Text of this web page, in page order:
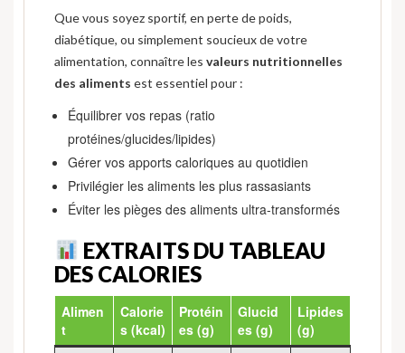
Que vous soyez sportif, en perte de poids,
diabétique, ou simplement soucieux de votre
alimentation, connaître les valeurs nutritionnelles
des aliments est essentiel pour :
Équilibrer vos repas (ratio
protéines/glucides/lipides)
Gérer vos apports caloriques au quotidien
Privilégier les aliments les plus rassasiants
Éviter les pièges des aliments ultra-transformés
EXTRAITS DU TABLEAU
DES CALORIES
Alimen
t
Calorie
s (kcal)
Protéin
es (g)
Glucid
es (g)
Lipides
(g)